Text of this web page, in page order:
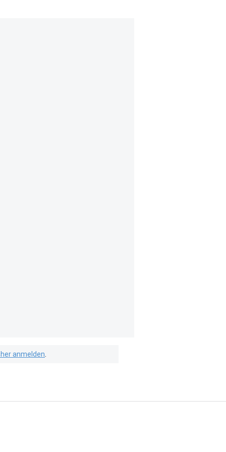
anmelden